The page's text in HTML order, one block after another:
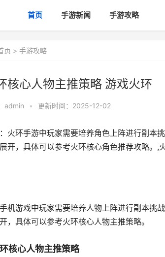
首页 手游新闻 手游攻略
页 > 手游攻略
核心人物主推策略 游戏火环
admin • 更新时间：2025-12-02
火环手游中玩家需要培养角色上阵进行副本
开，具体可以参考火环核心角色推荐攻略。,
机游戏中玩家需要培养人物上阵进行副本挑
，具体可以参考火环核心人物主推策略。
核心人物主推策略